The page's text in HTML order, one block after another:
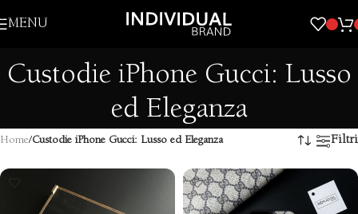
Skip to navigation
MENU
Custodie iPhone Gucci: Lusso
ed Eleganza
Home/Custodie iPhone Gucci: Lusso ed Eleganza Filtri